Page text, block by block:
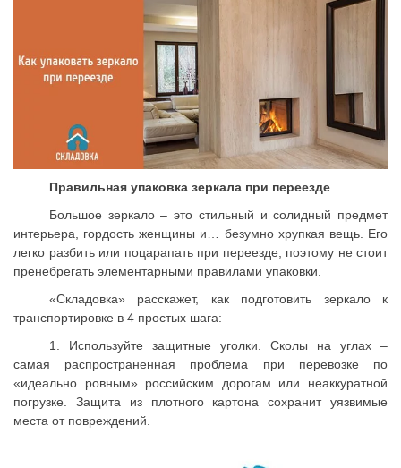
Правильная упаковка зеркала при переезде
Большое зеркало – это стильный и солидный предмет
интерьера, гордость женщины и… безумно хрупкая вещь. Его
легко разбить или поцарапать при переезде, поэтому не стоит
пренебрегать элементарными правилами упаковки.
«Складовка» расскажет, как подготовить зеркало к
транспортировке в 4 простых шага:
1. Используйте защитные уголки. Сколы на углах –
самая распространенная проблема при перевозке по
«идеально ровным» российским дорогам или неаккуратной
погрузке. Защита из плотного картона сохранит уязвимые
места от повреждений.